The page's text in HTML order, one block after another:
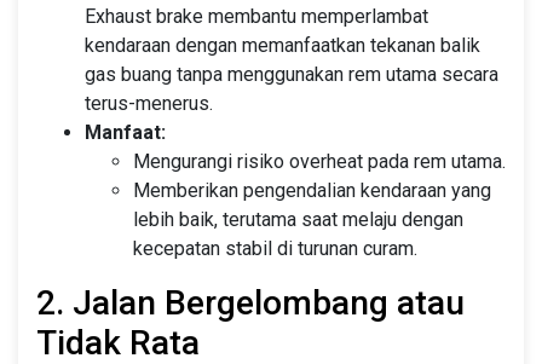
Exhaust brake membantu memperlambat
kendaraan dengan memanfaatkan tekanan balik
gas buang tanpa menggunakan rem utama secara
terus-menerus.
Manfaat:
Mengurangi risiko overheat pada rem utama.
Memberikan pengendalian kendaraan yang
lebih baik, terutama saat melaju dengan
kecepatan stabil di turunan curam.
2. Jalan Bergelombang atau
Tidak Rata